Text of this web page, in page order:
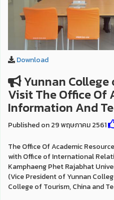
Download
Yunnan College
Visit The Office Of
Information And
Published on 29 พฤษภาคม 2561
The Office Of Academic
with Office of International
Kamphaeng Phet Rajabhat
(Vice President of Yunnan
College of Tourism, China and